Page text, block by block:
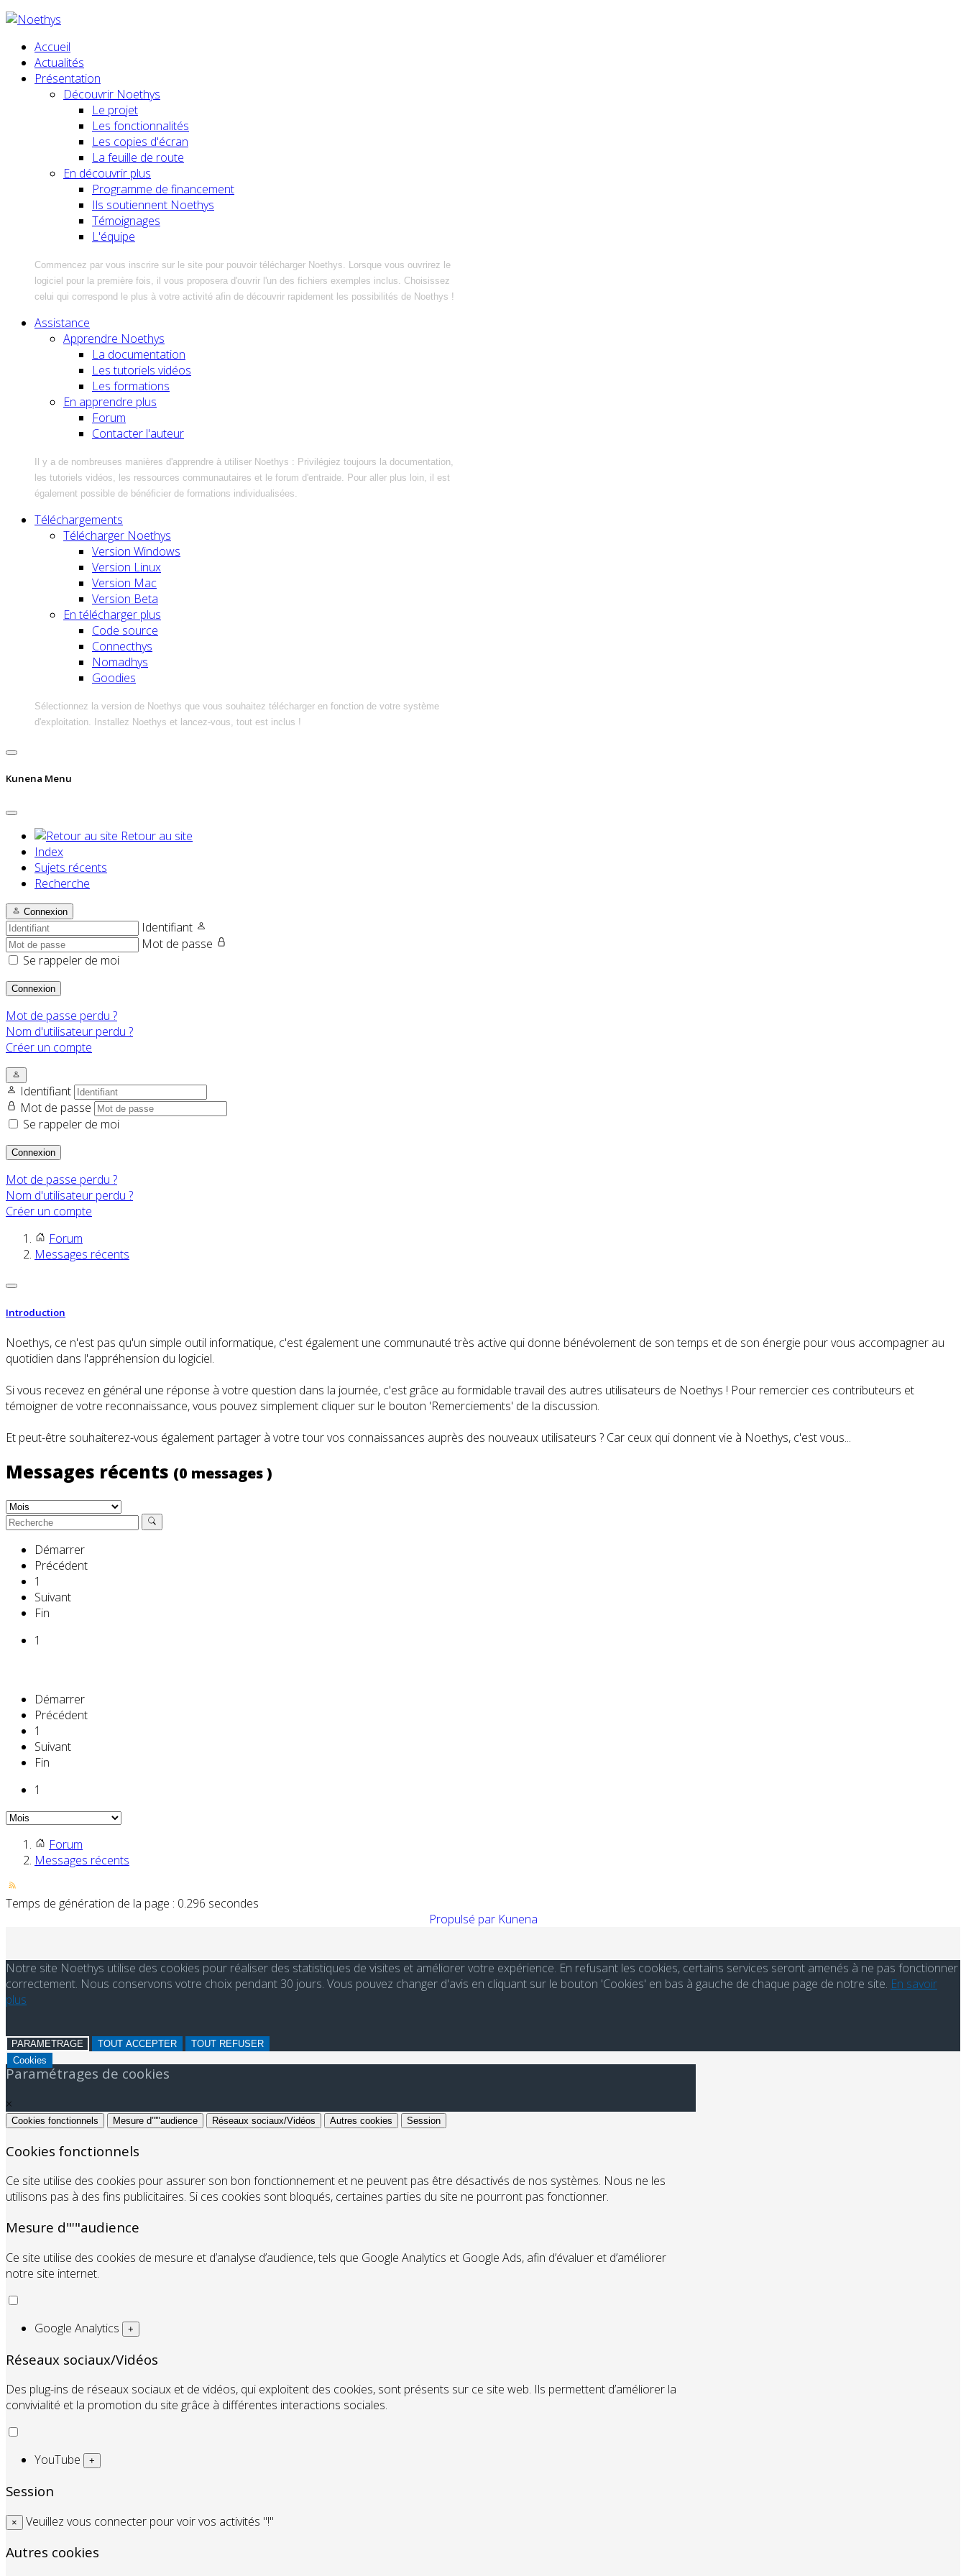
Accueil
Actualités
Présentation
Découvrir Noethys
Le projet
Les fonctionnalités
Les copies d'écran
La feuille de route
En découvrir plus
Programme de financement
Ils soutiennent Noethys
Témoignages
L'équipe
Commencez par vous inscrire sur le site pour pouvoir télécharger Noethys. Lorsque vous ouvrirez le
logiciel pour la première fois, il vous proposera d'ouvrir l'un des fichiers exemples inclus. Choisissez
celui qui correspond le plus à votre activité afin de découvrir rapidement les possibilités de Noethys !
Assistance
Apprendre Noethys
La documentation
Les tutoriels vidéos
Les formations
En apprendre plus
Forum
Contacter l'auteur
Il y a de nombreuses manières d'apprendre à utiliser Noethys : Privilégiez toujours la documentation,
les tutoriels vidéos, les ressources communautaires et le forum d'entraide. Pour aller plus loin, il est
également possible de bénéficier de formations individualisées.
Téléchargements
Télécharger Noethys
Version Windows
Version Linux
Version Mac
Version Beta
En télécharger plus
Code source
Connecthys
Nomadhys
Goodies
Sélectionnez la version de Noethys que vous souhaitez télécharger en fonction de votre système
d'exploitation. Installez Noethys et lancez-vous, tout est inclus !
Kunena Menu
Retour au site
Index
Sujets récents
Recherche
Connexion
Identifiant
Mot de passe
Se rappeler de moi
Connexion
Mot de passe perdu ?
Nom d'utilisateur perdu ?
Créer un compte
Identifiant
Mot de passe
Se rappeler de moi
Connexion
Mot de passe perdu ?
Nom d'utilisateur perdu ?
Créer un compte
Forum
Messages récents
Introduction
Noethys, ce n'est pas qu'un simple outil informatique, c'est également une communauté très active qui donne bénévolement de son temps et de son énergie pour vous accompagner au
quotidien dans l'appréhension du logiciel.
Si vous recevez en général une réponse à votre question dans la journée, c'est grâce au formidable travail des autres utilisateurs de Noethys ! Pour remercier ces contributeurs et
témoigner de votre reconnaissance, vous pouvez simplement cliquer sur le bouton 'Remerciements' de la discussion.
Et peut-être souhaiterez-vous également partager à votre tour vos connaissances auprès des nouveaux utilisateurs ? Car ceux qui donnent vie à Noethys, c'est vous...
Messages récents (0 messages )
Démarrer
Précédent
1
Suivant
Fin
1
Démarrer
Précédent
1
Suivant
Fin
1
Forum
Messages récents
Temps de génération de la page : 0.296 secondes
Propulsé par Kunena
Notre site Noethys utilise des cookies pour réaliser des statistiques de visites et améliorer votre expérience. En refusant les cookies, certains services seront amenés à ne pas fonctionner
correctement. Nous conservons votre choix pendant 30 jours. Vous pouvez changer d'avis en cliquant sur le bouton 'Cookies' en bas à gauche de chaque page de notre site. En savoir
plus
PARAMETRAGE TOUT ACCEPTER
TOUT REFUSER
Cookies
Paramétrages de cookies
×
Cookies fonctionnels Mesure d"'"audience Réseaux sociaux/Vidéos Autres cookies Session
Cookies fonctionnels
Ce site utilise des cookies pour assurer son bon fonctionnement et ne peuvent pas être désactivés de nos systèmes. Nous ne les
utilisons pas à des fins publicitaires. Si ces cookies sont bloqués, certaines parties du site ne pourront pas fonctionner.
Mesure d"'"audience
Ce site utilise des cookies de mesure et d’analyse d’audience, tels que Google Analytics et Google Ads, afin d’évaluer et d’améliorer
notre site internet.
Google Analytics +
Réseaux sociaux/Vidéos
Des plug-ins de réseaux sociaux et de vidéos, qui exploitent des cookies, sont présents sur ce site web. Ils permettent d’améliorer la
convivialité et la promotion du site grâce à différentes interactions sociales.
YouTube +
Session
× Veuillez vous connecter pour voir vos activités "!"
Autres cookies